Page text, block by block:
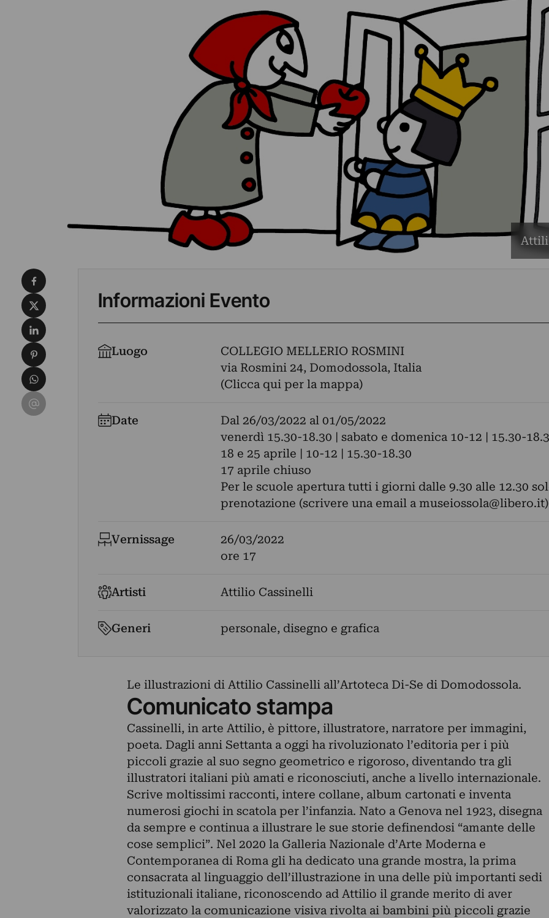
Informazioni Evento
Luogo
COLLEGIO MELLERIO ROSMINI
via Rosmini 24, Domodossola, Italia
(Clicca qui per la mappa)
Date Dal 26/03/2022 al 01/05/2022
venerdì 15.30-18.30 | sabato e domenica 10-12 | 15.30-
18 e 25 aprile | 10-12 | 15.30-18.30
17 aprile chiuso
Per le scuole apertura tutti i giorni dalle 9.30 alle 12.30
prenotazione (scrivere una email a museiossola@libero.it)
Vernissage
26/03/2022
ore 17
Artisti Attilio Cassinelli
Generi personale, disegno e grafica
Le illustrazioni di Attilio Cassinelli all’Artoteca Di-Se di Domodossola.
Comunicato stampa
Cassinelli, in arte Attilio, è pittore, illustratore, narratore per immagini,
poeta. Dagli anni Settanta a oggi ha rivoluzionato l’editoria per i più
piccoli grazie al suo segno geometrico e rigoroso, diventando tra gli
illustratori italiani più amati e riconosciuti, anche a livello internazionale.
Scrive moltissimi racconti, intere collane, album cartonati e inventa
numerosi giochi in scatola per l’infanzia. Nato a Genova nel 1923, disegna
da sempre e continua a illustrare le sue storie definendosi “amante delle
cose semplici”. Nel 2020 la Galleria Nazionale d’Arte Moderna e
Contemporanea di Roma gli ha dedicato una grande mostra, la prima
consacrata al linguaggio dell’illustrazione in una delle più importanti sedi
istituzionali italiane, riconoscendo ad Attilio il grande merito di aver
valorizzato la comunicazione visiva rivolta ai bambini più piccoli grazie
Condividi su Facebook
Condividi su X
Condividi su LinkedIn
Condividi su Pinterest
Condividi su WhatsApp
Condividi su Email